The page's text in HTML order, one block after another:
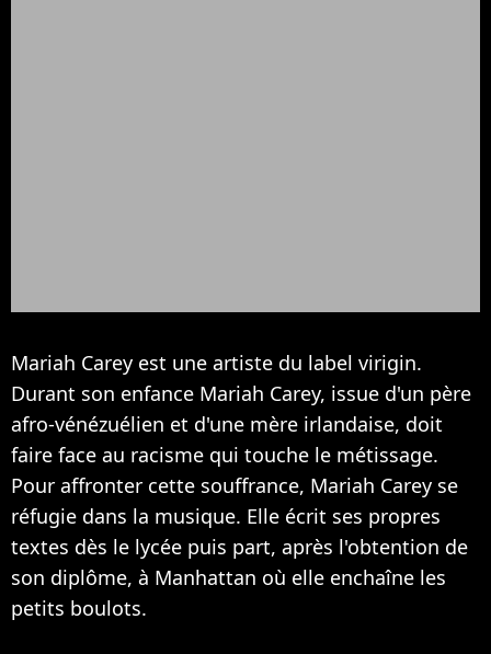
Mariah Carey est une artiste du label virigin.
Durant son enfance Mariah Carey, issue d'un père
afro-vénézuélien et d'une mère irlandaise, doit
faire face au racisme qui touche le métissage.
Pour affronter cette souffrance, Mariah Carey se
réfugie dans la musique. Elle écrit ses propres
textes dès le lycée puis part, après l'obtention de
son diplôme, à Manhattan où elle enchaîne les
petits boulots.